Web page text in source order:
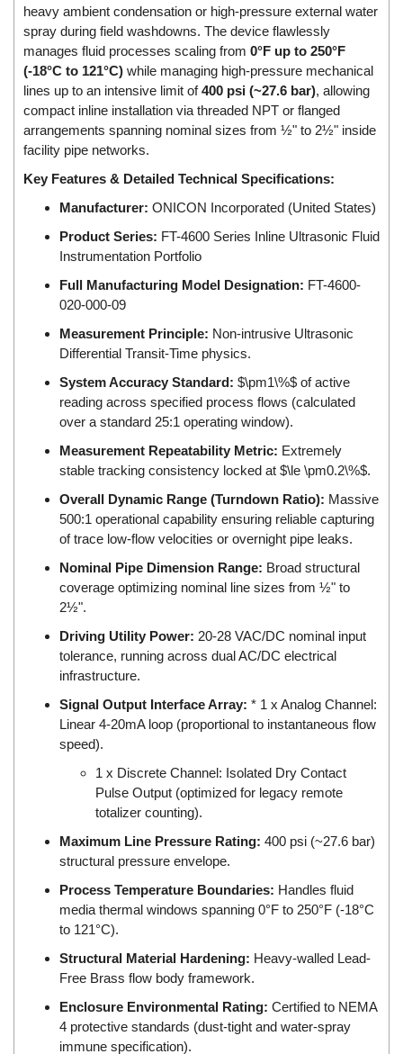
ELGO Electronic
ELIS PLZEŇ
ELMEKO
ELMESS-Thermosystemtechnik
Eltex-Elektrostatik
Eltherm
ELTRA Encoder
ELVEM Vietnam
Emaco
EMCSOSIN
Emotron
ENCEL Vietnam
Enensys Vietnam
Enerdoor
Enerpac
ENERSYS
Enolgas
Envada
Environmental Compliance Products
EPE Process Filters & Accumulators
Epro/Emerson
ERE WIRELESS
Erhardt-Leimer
Erhardt-Leimer
ERICHSEN
Erinda/Delta
ESA Automation Vietnam
Esa Pyronics
Euchner
Eurotherm Vietnam
Eurovent
heavy ambient condensation or high-pressure external water
spray during field washdowns. The device flawlessly
manages fluid processes scaling from 0°F up to 250°F
(-18°C to 121°C) while managing high-pressure mechanical
lines up to an intensive limit of400 psi (~27.6 bar), allowing
compact inline installation via threaded NPT or flanged
arrangements spanning nominal sizes from ½" to 2½" inside
facility pipe networks.
Key Features & Detailed Technical Specifications:
Manufacturer: ONICON Incorporated (United States)
Product Series: FT-4600 Series Inline Ultrasonic Fluid
Instrumentation Portfolio
Full Manufacturing Model Designation: FT-4600-
020-000-09
Measurement Principle: Non-intrusive Ultrasonic
Differential Transit-Time physics.
System Accuracy Standard: $\pm1\%$ of active
reading across specified process flows (calculated
over a standard 25:1 operating window).
Measurement Repeatability Metric: Extremely
stable tracking consistency locked at $\le \pm0.2\%$.
Overall Dynamic Range (Turndown Ratio): Massive
500:1 operational capability ensuring reliable capturing
of trace low-flow velocities or overnight pipe leaks.
Nominal Pipe Dimension Range: Broad structural
coverage optimizing nominal line sizes from ½" to
2½".
Driving Utility Power: 20-28 VAC/DC nominal input
tolerance, running across dual AC/DC electrical
infrastructure.
Signal Output Interface Array: * 1 x Analog Channel:
Linear 4-20mA loop (proportional to instantaneous flow
speed).
1 x Discrete Channel: Isolated Dry Contact
Pulse Output (optimized for legacy remote
totalizer counting).
Maximum Line Pressure Rating: 400 psi (~27.6 bar)
structural pressure envelope.
Process Temperature Boundaries: Handles fluid
media thermal windows spanning 0°F to 250°F (-18°C
to 121°C).
Structural Material Hardening: Heavy-walled Lead-
Free Brass flow body framework.
Enclosure Environmental Rating: Certified to NEMA
4 protective standards (dust-tight and water-spray
immune specification).